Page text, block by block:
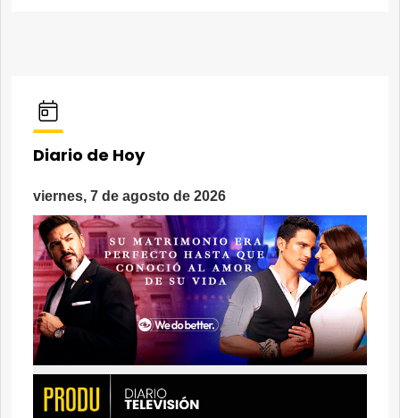
Diario de Hoy
viernes, 7 de agosto de 2026